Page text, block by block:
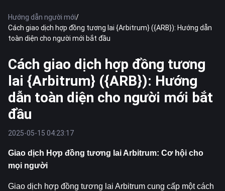
Hướng dẫn người mới/
Cách giao dịch hợp đồng tương lai {Arbitrum} ({ARB}): Hướng dẫn
toàn diện cho người mới bắt đầu
Cách giao dịch hợp đồng tương
lai {Arbitrum} ({ARB}): Hướng
dẫn toàn diện cho người mới bắt
đầu
2025-05-15 04:23:17
Giao dịch Hợp đồng tương lai Arbitrum: Cơ hội cho
mọi người
Giao dịch hợp đồng tương lai Arbitrum cung cấp một cách